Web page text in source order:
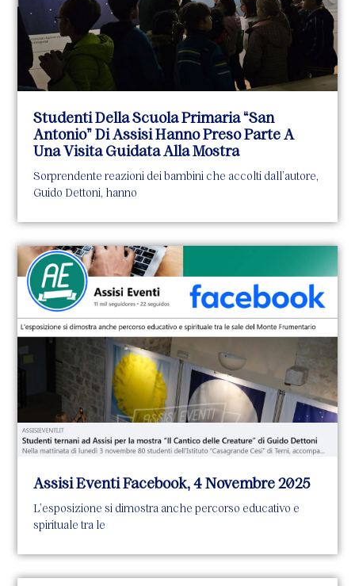
Studenti Della Scuola Primaria “San
Antonio” Di Assisi Hanno Preso Parte A
Una Visita Guidata Alla Mostra
Sorprendente reazioni dei bambini che accolti dall’autore,
Guido Dettoni, hanno
Assisi Eventi Facebook, 4 Novembre 2025
L’esposizione si dimostra anche percorso educativo e
spirituale tra le